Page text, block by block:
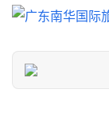
旅
信
息